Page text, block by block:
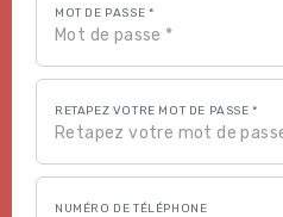
MOT DE PASSE *
RETAPEZ VOTRE MOT DE PASSE *
NUMÉRO DE TÉLÉPHONE